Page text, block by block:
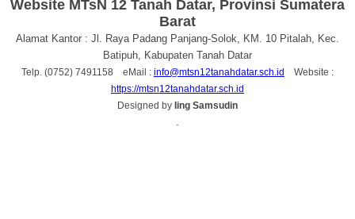
Website MTsN 12 Tanah Datar, Provinsi Sumatera
Barat
Alamat Kantor : Jl. Raya Padang Panjang-Solok, KM. 10 Pitalah, Kec.
Batipuh, Kabupaten Tanah Datar
Telp. (0752) 7491158 eMail : info@mtsn12tanahdatar.sch.id
Website :
https://mtsn12tanahdatar.sch.id
Designed by Iing Samsudin